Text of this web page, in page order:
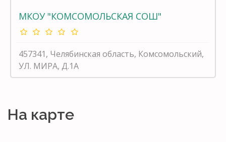
МКОУ "КОМСОМОЛЬСКАЯ СОШ"
457341, Челябинская область, Комсомольский,
УЛ. МИРА, Д.1А
На карте